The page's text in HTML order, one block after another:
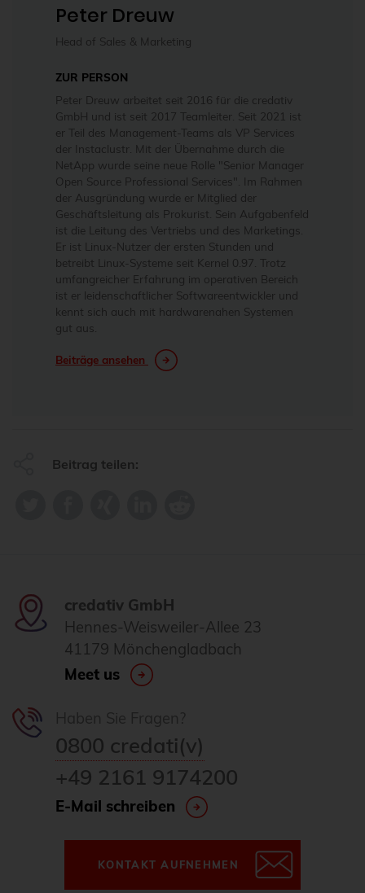
Peter Dreuw
Head of Sales & Marketing
ZUR PERSON
Peter Dreuw arbeitet seit 2016 für die credativ
GmbH und ist seit 2017 Teamleiter. Seit 2021 ist
er Teil des Management-Teams als VP Services
der Instaclustr. Mit der Übernahme durch die
NetApp wurde seine neue Rolle "Senior Manager
Open Source Professional Services". Im Rahmen
der Ausgründung wurde er Mitglied der
Geschäftsleitung als Prokurist. Sein Aufgabenfeld
ist die Leitung des Vertriebs und des Marketings.
Er ist Linux-Nutzer der ersten Stunden und
betreibt Linux-Systeme seit Kernel 0.97. Trotz
umfangreicher Erfahrung im operativen Bereich
ist er leidenschaftlicher Softwareentwickler und
kennt sich auch mit hardwarenahen Systemen
gut aus.
Beiträge ansehen
Beitrag teilen:
credativ GmbH
Hennes-Weisweiler-Allee 23
41179 Mönchengladbach
Meet us
0800 credati(v)
+49 2161 9174200
E-Mail schreiben
KONTAKT AUFNEHMEN